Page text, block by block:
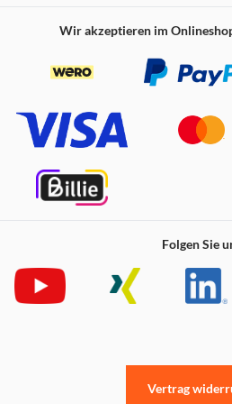
Wir akzeptieren im
Folgen Sie
Vertrag